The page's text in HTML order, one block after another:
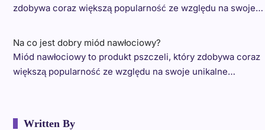
zdobywa coraz większą popularność ze względu na swoje…
Na co jest dobry miód nawłociowy?
Miód nawłociowy to produkt pszczeli, który zdobywa coraz
większą popularność ze względu na swoje unikalne…
Written By